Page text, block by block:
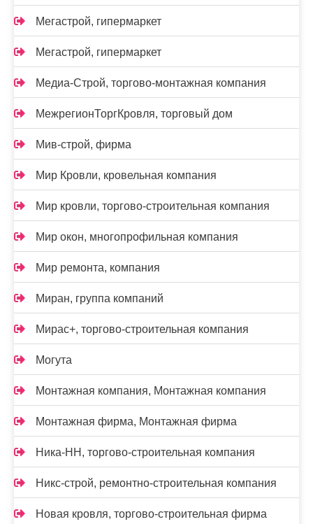
Мегастрой, гипермаркет
Мегастрой, гипермаркет
Медиа-Строй, торгово-монтажная компания
МежрегионТоргКровля, торговый дом
Мив-строй, фирма
Мир Кровли, кровельная компания
Мир кровли, торгово-строительная компания
Мир окон, многопрофильная компания
Мир ремонта, компания
Миран, группа компаний
Мирас+, торгово-строительная компания
Могута
Монтажная компания, Монтажная компания
Монтажная фирма, Монтажная фирма
Ника-НН, торгово-строительная компания
Никс-строй, ремонтно-строительная компания
Новая кровля, торгово-строительная фирма